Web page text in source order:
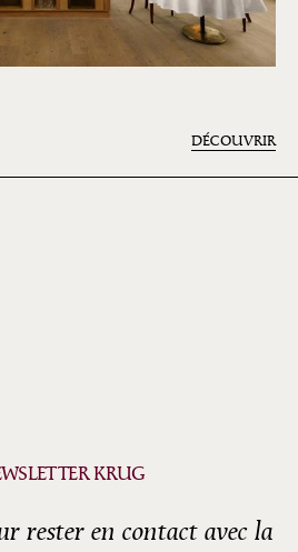
DÉCOUVRIR
KRUG
rester en contact avec la